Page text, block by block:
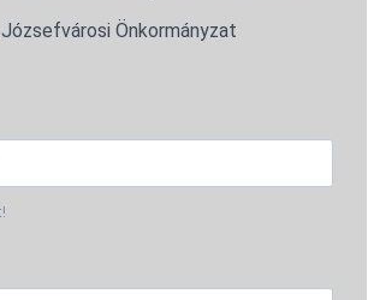
Önkormányzat